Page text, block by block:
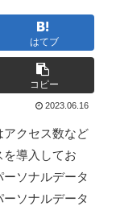
はてブ
コピー
2023.06.16
アクセス数など
導入してお
ソナルデータ
ソナルデータ